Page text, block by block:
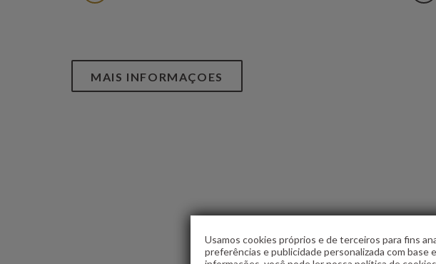
Usamos cookies próprios e de terceiros para fins
preferências e publicidade personalizada com base
MAIS INFORMAÇOES